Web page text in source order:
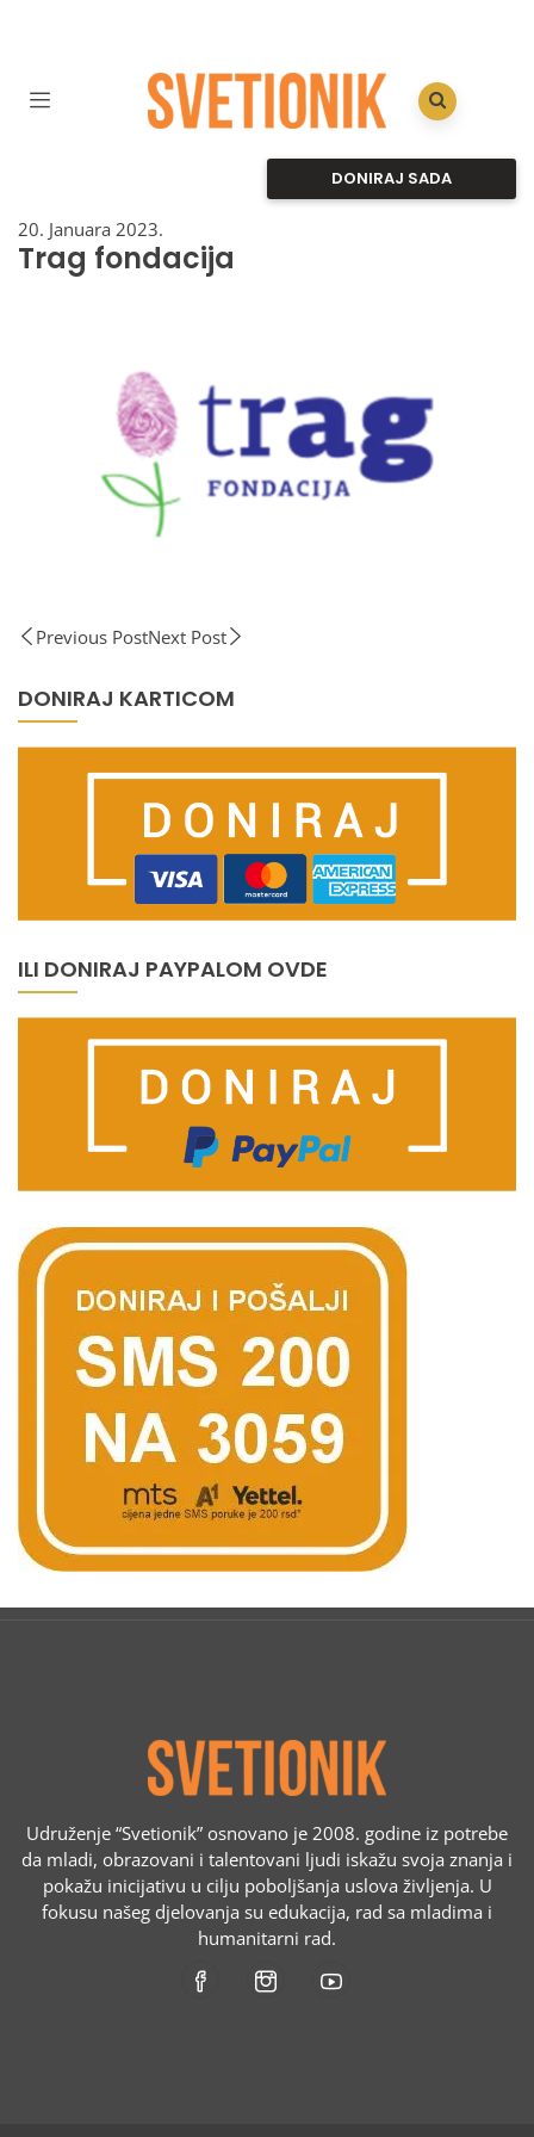
DONIRAJ SADA
20. Januara 2023.
Trag fondacija
Previous PostNext Post
DONIRAJ KARTICOM
ILI DONIRAJ PAYPALOM OVDE
Udruženje “Svetionik” osnovano je 2008. godine iz potrebe
da mladi, obrazovani i talentovani ljudi iskažu svoja znanja i
pokažu inicijativu u cilju poboljšanja uslova življenja. U
fokusu našeg djelovanja su edukacija, rad sa mladima i
humanitarni rad.